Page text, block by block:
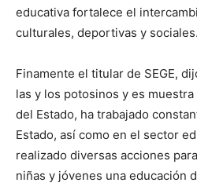
educativa fortalece el
culturales, deportivas y sociales.
Finamente el titular de SEGE,
las y los potosinos y es
del Estado, ha trabajado
Estado, así como en el sector
realizado diversas acciones
niñas y jóvenes una educación